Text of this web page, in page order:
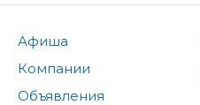
Афиша
Компании
Объявления